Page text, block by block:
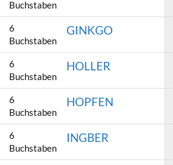
Buchstaben
6
Buchstaben
GINKGO
6
Buchstaben
HOLLER
6
Buchstaben
HOPFEN
6
Buchstaben
INGBER